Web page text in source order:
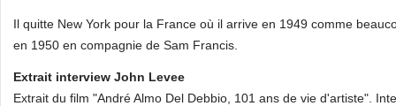
Il quitte New York pour la France où il arrive en 1949 comme
en 1950 en compagnie de Sam Francis.
Extrait interview John Levee
Extrait du film "André Almo Del Debbio, 101 ans de vie d'artiste".